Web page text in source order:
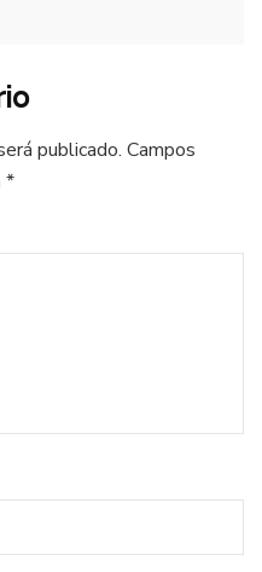
publicado. Campos
*